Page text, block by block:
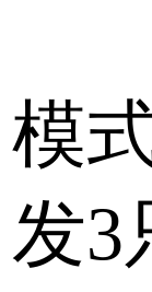
模
发3